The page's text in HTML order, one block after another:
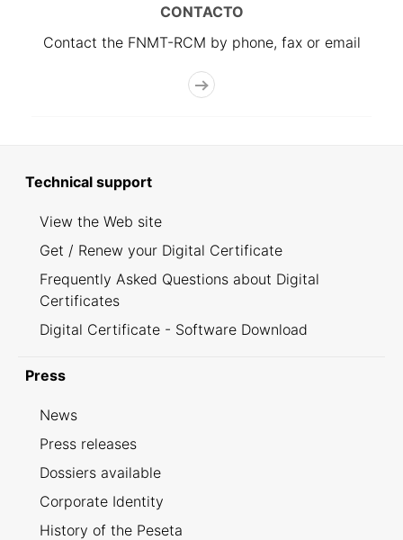
CONTACTO
Contact the FNMT-RCM by phone, fax or email
Technical support
View the Web site
Get / Renew your Digital Certificate
Frequently Asked Questions about Digital
Certificates
Digital Certificate - Software Download
Press
News
Press releases
Dossiers available
Corporate Identity
History of the Peseta